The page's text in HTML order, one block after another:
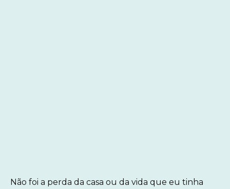
Não foi a perda da casa ou da vida que eu tinha